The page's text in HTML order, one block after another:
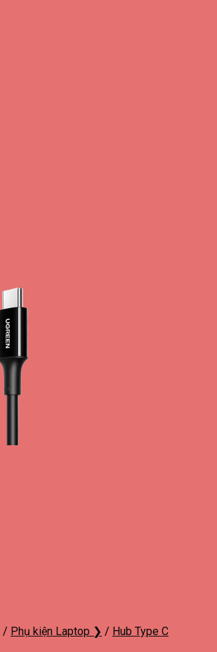
/ Phụ kiện Laptop ❯ / Hub Type C